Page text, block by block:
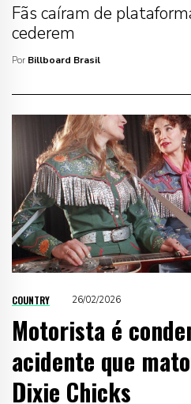
Fãs caíram de
cederem
Por Billboard Brasil
COUNTRY 26/02/2026
Motorista é
acidente que
Dixie Chicks